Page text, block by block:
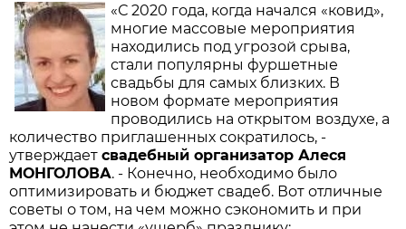
«С 2020 года, когда начался «ковид»,
многие массовые мероприятия
находились под угрозой срыва,
стали популярны фуршетные
свадьбы для самых близких. В
новом формате мероприятия
проводились на открытом воздухе, а
количество приглашенных сократилось, -
утверждаетсвадебный организатор Алеся
МОНГОЛОВА. - Конечно, необходимо было
оптимизировать и бюджет свадеб. Вот отличные
советы о том, на чем можно сэкономить и при